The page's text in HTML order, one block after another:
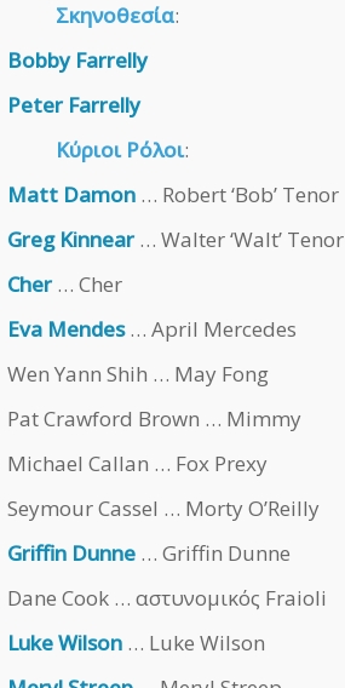
Σκηνοθεσία:
Bobby Farrelly
Peter Farrelly
Κύριοι Ρόλοι:
Matt Damon … Robert ‘Bob’ Tenor
Greg Kinnear … Walter ‘Walt’ Tenor
Cher … Cher
Eva Mendes… April Mercedes
Wen Yann Shih … May Fong
Pat Crawford Brown … Mimmy
Michael Callan … Fox Prexy
Seymour Cassel … Morty O’Reilly
Griffin Dunne … Griffin Dunne
Dane Cook … αστυνομικός Fraioli
Luke Wilson … Luke Wilson